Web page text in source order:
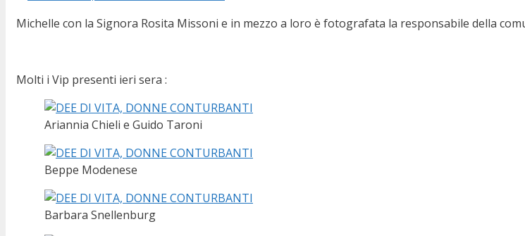
Michelle con la Signora Rosita Missoni e in mezzo a loro è fotografata la responsabile della
Molti i Vip presenti ieri sera :
Ariannia Chieli e Guido Taroni
Beppe Modenese
Barbara Snellenburg